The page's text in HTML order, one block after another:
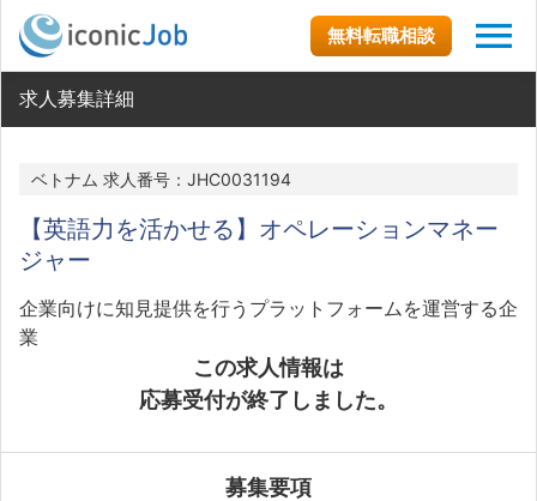
無料転職相談
求人募集詳細
ベトナム 求人番号：JHC0031194
【英語力を活かせる】オペレーションマネー
ジャー
企業向けに知見提供を行うプラットフォームを運営する企
業
この求人情報は
応募受付が終了しました。
募集要項